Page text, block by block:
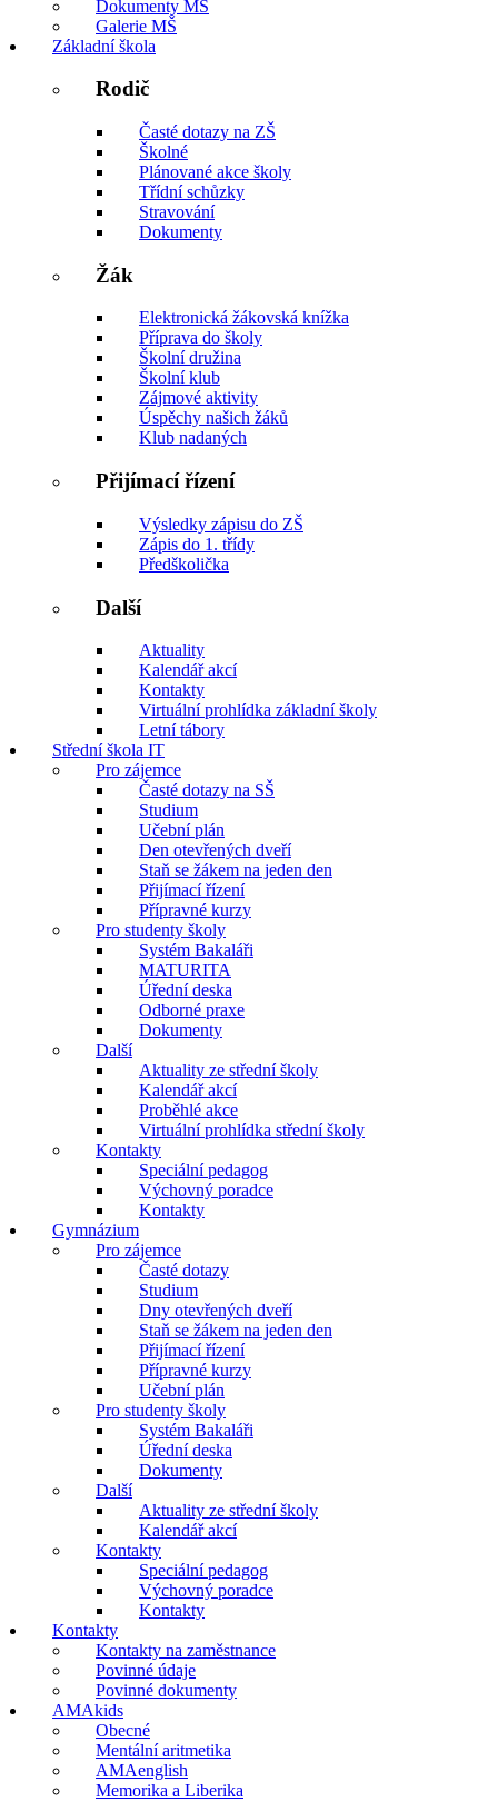
Dokumenty MŠ
Galerie MŠ
Základní škola
Rodič
Časté dotazy na ZŠ
Školné
Plánované akce školy
Třídní schůzky
Stravování
Dokumenty
Žák
Elektronická žákovská knížka
Příprava do školy
Školní družina
Školní klub
Zájmové aktivity
Úspěchy našich žáků
Klub nadaných
Přijímací řízení
Výsledky zápisu do ZŠ
Zápis do 1. třídy
Předškolička
Další
Aktuality
Kalendář akcí
Kontakty
Virtuální prohlídka základní školy
Letní tábory
Střední škola IT
Pro zájemce
Časté dotazy na SŠ
Studium
Učební plán
Den otevřených dveří
Staň se žákem na jeden den
Přijímací řízení
Přípravné kurzy
Pro studenty školy
Systém Bakaláři
MATURITA
Úřední deska
Odborné praxe
Dokumenty
Další
Aktuality ze střední školy
Kalendář akcí
Proběhlé akce
Virtuální prohlídka střední školy
Kontakty
Speciální pedagog
Výchovný poradce
Kontakty
Gymnázium
Pro zájemce
Časté dotazy
Studium
Dny otevřených dveří
Staň se žákem na jeden den
Přijímací řízení
Přípravné kurzy
Učební plán
Pro studenty školy
Systém Bakaláři
Úřední deska
Dokumenty
Další
Aktuality ze střední školy
Kalendář akcí
Kontakty
Speciální pedagog
Výchovný poradce
Kontakty
Kontakty
Kontakty na zaměstnance
Povinné údaje
Povinné dokumenty
AMAkids
Obecné
Mentální aritmetika
AMAenglish
Memorika a Liberika